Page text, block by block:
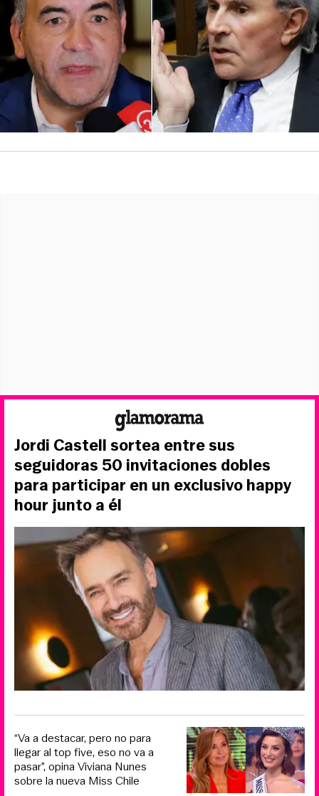
Jordi Castell sortea entre sus
seguidoras 50 invitaciones dobles
para participar en un exclusivo happy
hour junto a él
“Va a destacar, pero no para
llegar al top five, eso no va a
pasar”, opina Viviana Nunes
sobre la nueva Miss Chile